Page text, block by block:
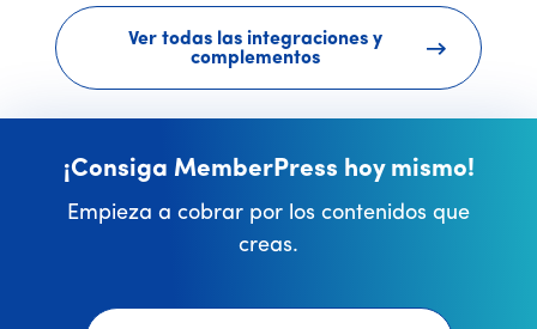
Ver todas las integraciones y
complementos
¡Consiga MemberPress hoy mismo!
Empieza a cobrar por los contenidos que
creas.